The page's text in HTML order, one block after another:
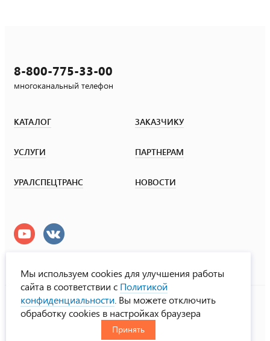
8-800-775-33-00
многоканальный телефон
КАТАЛОГ ЗАКАЗЧИКУ
УСЛУГИ ПАРТНЕРАМ
УРАЛСПЕЦТРАНС НОВОСТИ
УралСпецТранс
© ООО «Урал СТ», 2000-2026
Политика конфиденциальности
Мы используем cookies для улучшения работы
сайта в соответствии с Политикой
конфиденциальности . Вы можете отключить
обработку cookies в настройках браузера
Принять